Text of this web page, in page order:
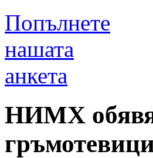
Попълнете
нашата
анкета
НИМХ